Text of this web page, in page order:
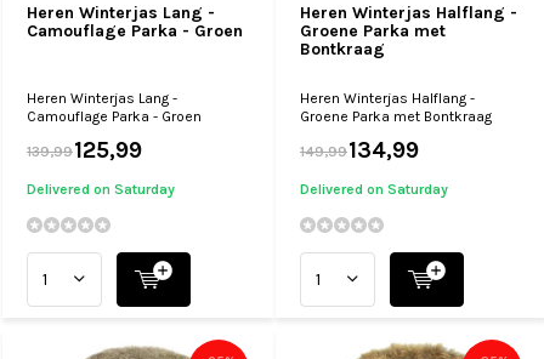
Heren Winterjas Lang -
Camouflage Parka - Groen
Heren Winterjas Lang -
Camouflage Parka - Groen
139,99125,99
Delivered on Saturday
Heren Winterjas Halflang -
Groene Parka met
Bontkraag
Heren Winterjas Halflang -
Groene Parka met Bontkraag
149,99134,99
Delivered on Saturday